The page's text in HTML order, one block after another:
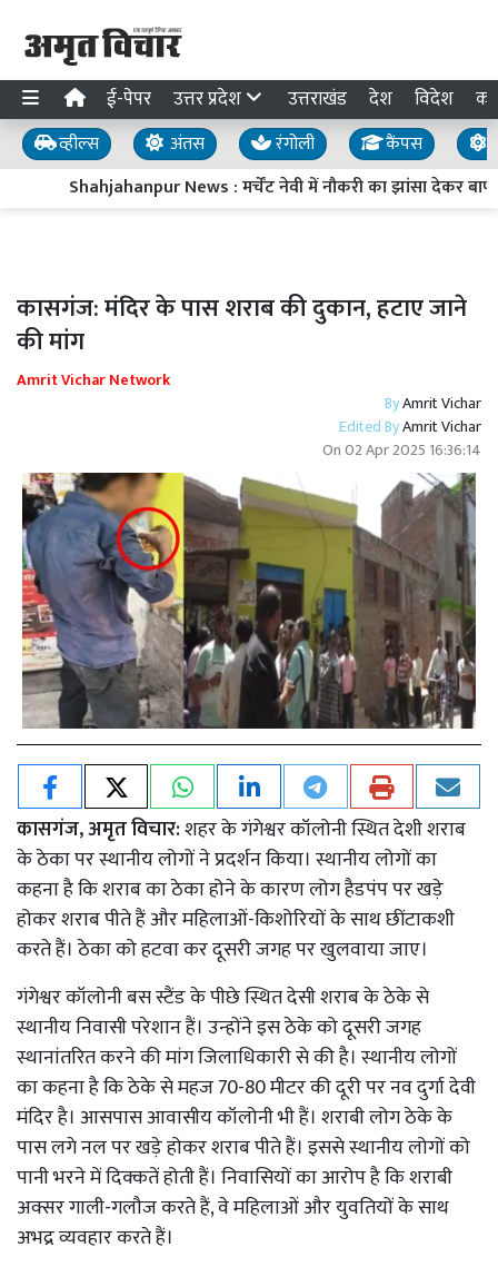
ई-पेपर उत्तर प्रदेश उत्तराखंड देश विदेश
व्हील्स अंतस रंगोली कैंपस
Shahjahanpur News : मर्चेंट नेवी में नौकरी का झांसा देकर
कासगंज: मंदिर के पास शराब की दुकान, हटाए जाने
की मांग
Amrit Vichar Network
ByAmrit Vichar
Edited ByAmrit Vichar
On02 Apr 2025 16:36:14
कासगंज, अमृत विचार:शहर के गंगेश्वर कॉलोनी स्थित देशी शराब
के ठेका पर स्थानीय लोगों ने प्रदर्शन किया। स्थानीय लोगों का
कहना है कि शराब का ठेका होने के कारण लोग हैडपंप पर खड़े
होकर शराब पीते हैं और महिलाओं-किशोरियों के साथ छींटाकशी
करते हैं। ठेका को हटवा कर दूसरी जगह पर खुलवाया जाए।
गंगेश्वर कॉलोनी बस स्टैंड के पीछे स्थित देसी शराब के ठेके से
स्थानीय निवासी परेशान हैं। उन्होंने इस ठेके को दूसरी जगह
स्थानांतरित करने की मांग जिलाधिकारी से की है। स्थानीय लोगों
का कहना है कि ठेके से महज 70-80 मीटर की दूरी पर नव दुर्गा देवी
मंदिर है। आसपास आवासीय कॉलोनी भी हैं। शराबी लोग ठेके के
पास लगे नल पर खड़े होकर शराब पीते हैं। इससे स्थानीय लोगों को
पानी भरने में दिक्कतें होती हैं। निवासियों का आरोप है कि शराबी
अक्सर गाली-गलौज करते हैं, वे महिलाओं और युवतियों के साथ
अभद्र व्यवहार करते हैं।